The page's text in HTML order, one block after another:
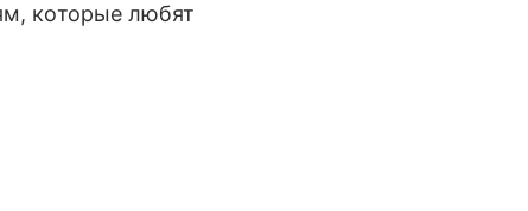
которые любят